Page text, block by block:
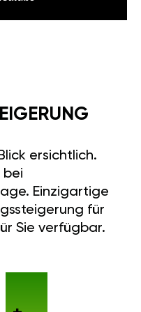
ersichtlich.
bei
Einzigartige
für
Sie verfügbar.